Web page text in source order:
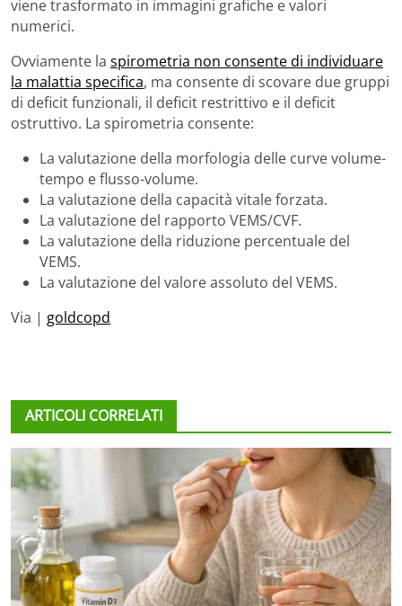
viene trasformato in immagini grafiche e valori
numerici.
Ovviamente la spirometria non consente di individuare
la malattia specifica, ma consente di scovare due gruppi
di deficit funzionali, il deficit restrittivo e il deficit
ostruttivo. La spirometria consente:
La valutazione della morfologia delle curve volume-
tempo e flusso-volume.
La valutazione della capacità vitale forzata.
La valutazione del rapporto VEMS/CVF.
La valutazione della riduzione percentuale del
VEMS.
La valutazione del valore assoluto del VEMS.
Via | goldcopd
ARTICOLI CORRELATI